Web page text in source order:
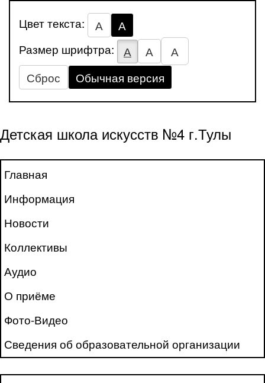
Цвет текста: А
А
Размер шрифтра:
А А
А
Сброс
Обычная версия
Детская школа искусств №4 г.Тулы
Главная
Информация
Новости
Коллективы
Аудио
О приёме
Фото-Видео
Сведения об образовательной организации